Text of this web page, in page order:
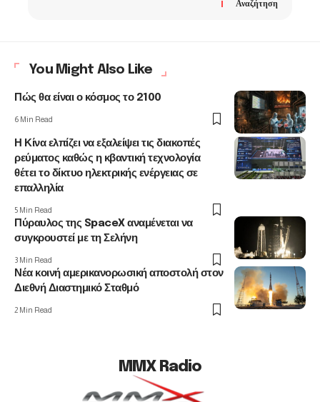
Αναζήτηση
You Might Also Like
Πώς θα είναι ο κόσμος το 2100
6 Min Read
Η Κίνα ελπίζει να εξαλείψει τις διακοπές
ρεύματος καθώς η κβαντική τεχνολογία
θέτει το δίκτυο ηλεκτρικής ενέργειας σε
επαλληλία
5 Min Read
Πύραυλος της SpaceX αναμένεται να
συγκρουστεί με τη Σελήνη
3 Min Read
Νέα κοινή αμερικανορωσική αποστολή στον
Διεθνή Διαστημικό Σταθμό
2 Min Read
MMX Radio